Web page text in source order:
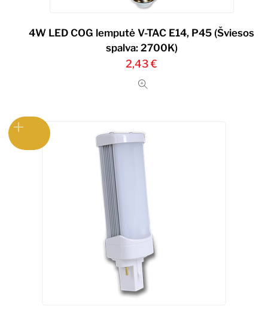
4W LED COG lemputė V-TAC E14, P45 (Šviesos
spalva: 2700K)
2,43€